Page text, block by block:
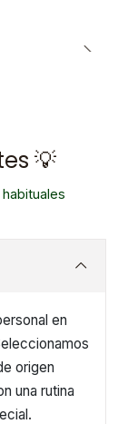
💡
en
origen
una rutina